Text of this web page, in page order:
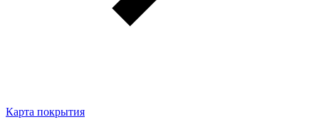
Карта покрытия